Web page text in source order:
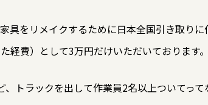
具をリメイクするために日本全国引き取り
経費）として3万円だけいただいております。
トラックを出して作業員2名以上ついてっ